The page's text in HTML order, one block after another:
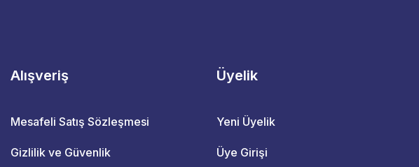
Alışveriş
Mesafeli Satış Sözleşmesi
Gizlilik ve Güvenlik
Üyelik
Yeni Üyelik
Üye Girişi